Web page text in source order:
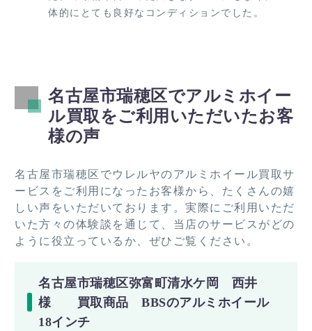
体的にとても良好なコンディションでした。
名古屋市瑞穂区でアルミホイー
ル買取をご利用いただいたお客
様の声
名古屋市瑞穂区でウレルヤのアルミホイール買取サ
ービスをご利用になったお客様から、たくさんの嬉
しい声をいただいております。実際にご利用いただ
いた方々の体験談を通じて、当店のサービスがどの
ように役立っているか、ぜひご覧ください。
名古屋市瑞穂区弥富町清水ケ岡 西井
様 買取商品 BBSのアルミホイール
18インチ